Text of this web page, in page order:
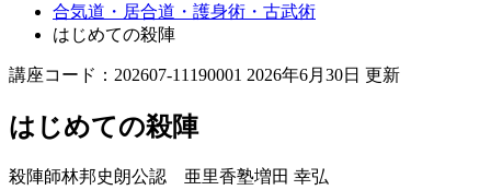
合気道・居合道・護身術・古武術
はじめての殺陣
講座コード：202607-11190001 2026年6月30日 更新
はじめての殺陣
殺陣師林邦史朗公認 亜里香塾増田 幸弘